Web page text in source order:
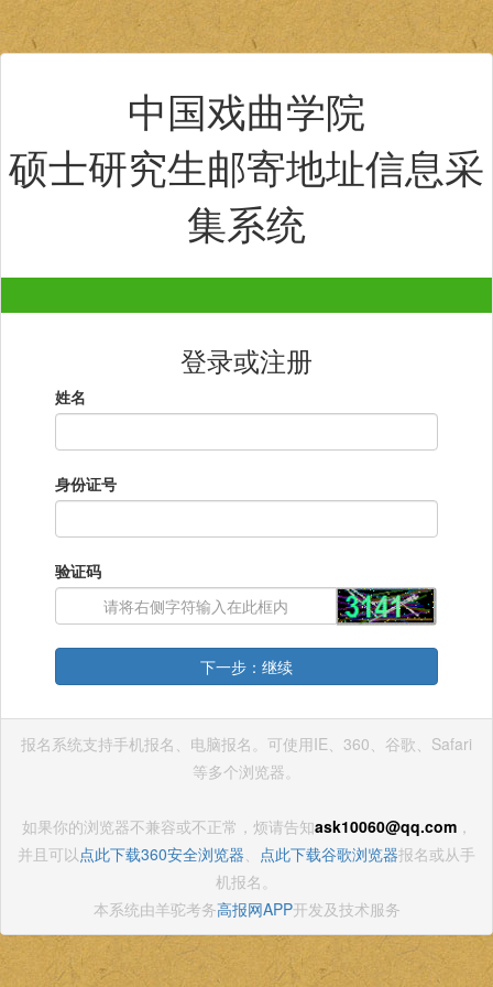
中国戏曲学院
硕士研究生邮寄地址信息采
集系统
登录或注册
姓名
身份证号
验证码
下一步：继续
报名系统支持手机报名、电脑报名。可使用IE、360、谷歌、Safari
等多个浏览器。
如果你的浏览器不兼容或不正常，烦请告知ask10060@qq.com，
并且可以 点此下载360安全浏览器 点此下载谷歌浏览器报名或从手
机报名。
本系统由羊驼考务高报网APP开发及技术服务